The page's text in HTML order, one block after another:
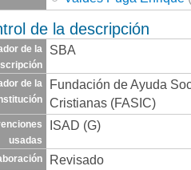
de la descripción
de la
SBA
de la
Fundación de Ayuda
Cristianas (FASIC)
usadas
ISAD (G)
Revisado